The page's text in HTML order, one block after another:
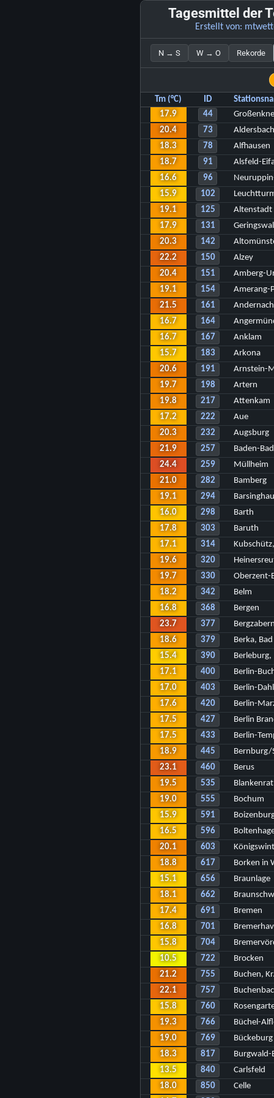
Tagesmittel der
Erstellt von:
N → S W → O Rekorde
Tm (°C) ID
17.9
44
20.4
73
18.3
78
Alfhausen
18.7
91
Alsfeld-
16.6
96
15.9
102
19.1
125
Altenstadt
17.9
131
20.3
142
22.2
150
Alzey
20.4
151
Amberg-
19.1
154
Amerang-
21.5
161
Andernach
16.7
164
16.7
167
Anklam
15.7
183
Arkona
20.6
191
Arnstein-
19.7
198
Artern
19.8
217
Attenkam
17.2
222
Aue
20.3
232
Augsburg
21.9
257
Baden-
24.4
259
Müllheim
21.0
282
Bamberg
19.1
294
16.0
298
Barth
17.8
303
Baruth
17.1
314
19.6
320
19.7
330
Oberzent-
18.2
342
Belm
16.8
368
Bergen
23.7
377
18.6
379
Berka,
15.4
390
Berleburg,
17.1
400
Berlin-
17.0
403
Berlin-
17.6
420
Berlin-
17.5
427
Berlin
17.5
433
Berlin-
18.9
445
Bernburg/
23.1
460
Berus
19.5
535
19.0
555
Bochum
15.9
591
16.5
596
20.1
603
18.8
617
Borken in
15.1
656
Braunlage
18.1
662
17.4
691
Bremen
16.8
701
15.8
704
10.5
722
Brocken
21.2
755
Buchen,
22.1
757
15.8
760
19.3
766
Büchel-
19.0
769
Bückeburg
18.3
817
13.5
840
Carlsfeld
18.0
850
Celle